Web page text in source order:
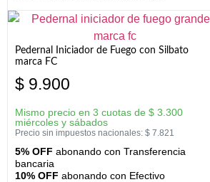
Pedernal Iniciador de Fuego con Silbato
marca FC
$ 9.900
Mismo precio en 3 cuotas de $ 3.300
miércoles y sábados
Precio sin impuestos nacionales: $ 7.821
5% OFF abonando con Transferencia
bancaria
10% OFF abonando con Efectivo